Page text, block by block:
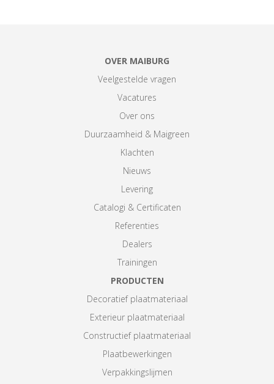
OVER MAIBURG
Veelgestelde vragen
Vacatures
Over ons
Duurzaamheid & Maigreen
Klachten
Nieuws
Levering
Catalogi & Certificaten
Referenties
Dealers
Trainingen
PRODUCTEN
Decoratief plaatmateriaal
Exterieur plaatmateriaal
Constructief plaatmateriaal
Plaatbewerkingen
Verpakkingslijmen